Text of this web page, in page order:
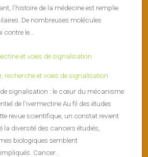
l’histoire de la médecine est remplie
De nombreuses molécules
le...
recherche et voies de signalisation
de signalisation : le cœur du mécanisme
de l’ivermectine Au fil des études
revue scientifique, un constat revient
la diversité des cancers étudiés,
biologiques semblent
Cancer...